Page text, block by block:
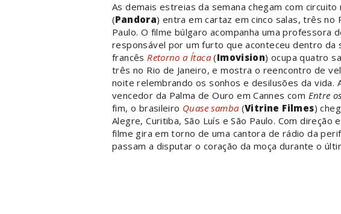
As demais estreias da semana chegam com
(Pandora) entra em cartaz em cinco salas, três no
Paulo. O filme búlgaro acompanha uma professora
responsável por um furto que aconteceu dentro da
francêsRetorno a Ítaca(Imovision) ocupa quatro
três no Rio de Janeiro, e mostra o reencontro de
noite relembrando os sonhos e desilusões da vida.
vencedor da Palma de Ouro em Cannes com Entre
fim, o brasileiro Quase samba (Vitrine Filmes)
Alegre, Curitiba, São Luís e São Paulo. Com
filme gira em torno de uma cantora de rádio da
passam a disputar o coração da moça durante o